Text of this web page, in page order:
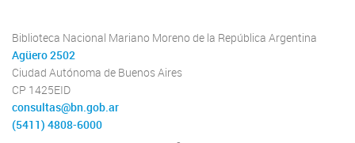
Biblioteca Nacional Mariano Moreno de la República Argentina
Agüero 2502
Ciudad Autónoma de Buenos Aires
CP 1425EID
consultas@bn.gob.ar
(5411) 4808-6000